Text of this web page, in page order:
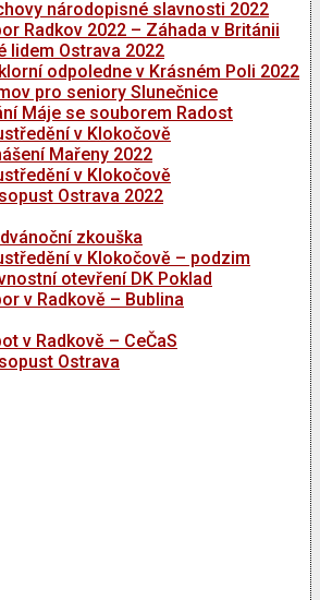
národopisné slavnosti 2022
Radkov 2022 – Záhada v Británii
lidem Ostrava 2022
odpoledne v Krásném Poli 2022
pro seniory Slunečnice
Máje se souborem Radost
v Klokočově
Mařeny 2022
v Klokočově
Ostrava 2022
zkouška
v Klokočově – podzim
otevření DK Poklad
v Radkově – Bublina
v Radkově – CeČaS
Ostrava